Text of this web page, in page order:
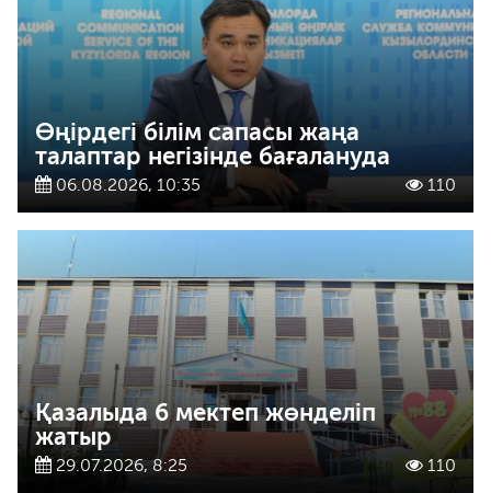
Өңірдегі білім сапасы жаңа
талаптар негізінде бағалануда
06.08.2026, 10:35 110
Қазалыда 6 мектеп жөнделіп
жатыр
29.07.2026, 8:25 110